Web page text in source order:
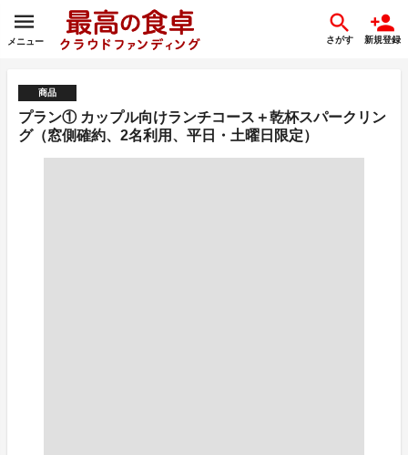
メニュー さがす 新規登録
商品
プラン① カップル向けランチコース＋乾杯スパークリン
グ（窓側確約、2名利用、平日・土曜日限定）